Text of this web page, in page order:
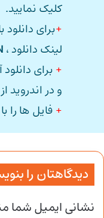
کلیک نمایید.
+برای
لینک دانلود ،
+ برای
و در اندروید از
+ فایل ها را با
دیدگاهتان را
نشانی ایمیل شما